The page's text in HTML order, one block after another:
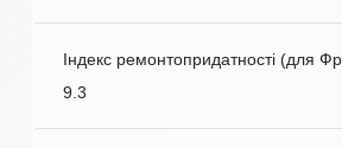
Індекс ремонтопридатності (для
9.3